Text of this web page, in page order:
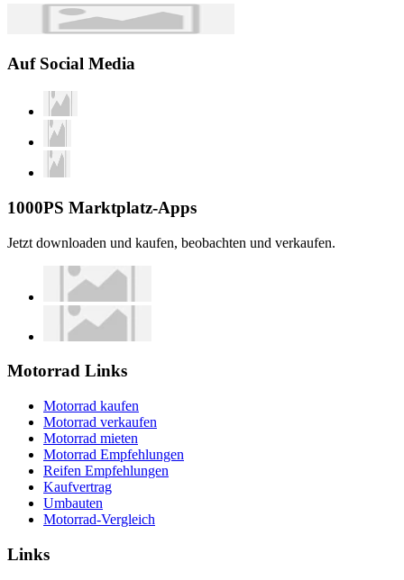
Auf Social Media
1000PS Marktplatz-Apps
Jetzt downloaden und kaufen, beobachten und verkaufen.
Motorrad Links
Motorrad kaufen
Motorrad verkaufen
Motorrad mieten
Motorrad Empfehlungen
Reifen Empfehlungen
Kaufvertrag
Umbauten
Motorrad-Vergleich
Links